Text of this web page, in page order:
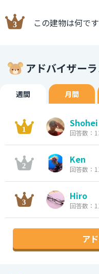
この建物は何で
アドバイザー
週間 月間
Shohei
回答数：
Ken
回答数：
Hiro
回答数：
ア